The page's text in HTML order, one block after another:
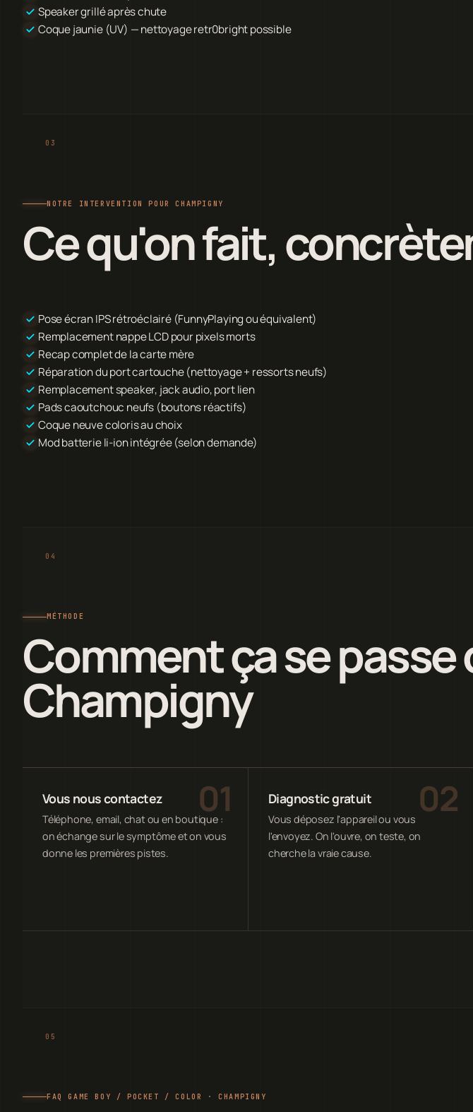
Speaker grillé après chute
Coque jaunie (UV) — nettoyage retr0bright possible
NOTRE INTERVENTION POUR CHAMPIGNY
Ce qu'on fait,
Pose écran IPS rétroéclairé (FunnyPlaying ou équivalent)
Remplacement nappe LCD pour pixels morts
Recap complet de la carte mère
Réparation du port cartouche (nettoyage + ressorts neufs)
Remplacement speaker, jack audio, port lien
Pads caoutchouc neufs (boutons réactifs)
Coque neuve coloris au choix
Mod batterie li-ion intégrée (selon demande)
MÉTHODE
Comment ça se passe
Champigny
Vous nous contactez
Téléphone, email, chat ou en boutique :
on échange sur le symptôme et on vous
donne les premières pistes.
Diagnostic gratuit
Vous déposez l'appareil ou vous
l'envoyez. On l'ouvre, on teste, on
cherche la vraie cause.
FAQ GAME BOY / POCKET / COLOR · CHAMPIGNY